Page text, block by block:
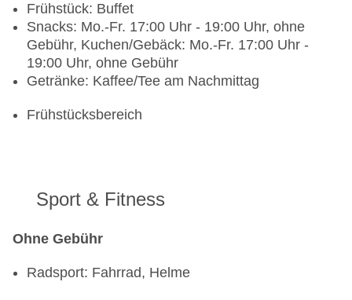
Frühstück: Buffet
Snacks: Mo.-Fr. 17:00 Uhr - 19:00 Uhr, ohne
Gebühr, Kuchen/Gebäck: Mo.-Fr. 17:00 Uhr -
19:00 Uhr, ohne Gebühr
Getränke: Kaffee/Tee am Nachmittag
Frühstücksbereich
Sport & Fitness
Ohne Gebühr
Radsport: Fahrrad, Helme